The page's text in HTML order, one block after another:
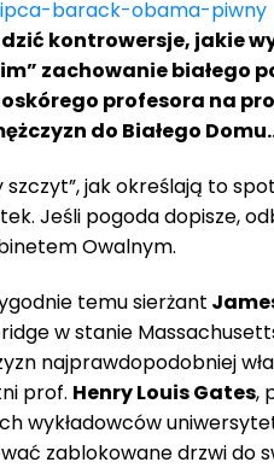
kontrowersje, jakie
zachowanie białego
profesora na
do Białego
szczyt”, jak określają to
Jeśli pogoda dopisze,
Owalnym.
temu sierżant
w stanie
najprawdopodobniej
prof. Henry Louis Gates,
wykładowców
zablokowane drzwi do